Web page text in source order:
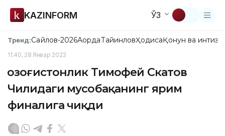
KAZINFORM ЎЗ
Тренд:Сайлов-2026АқордаТайинловҲодисаҚонун ва
11:40, 28 Январ 2023
Қозоғистонлик Тимофей Скатов
Чилидаги мусобақанинг ярим
финалига чиқди